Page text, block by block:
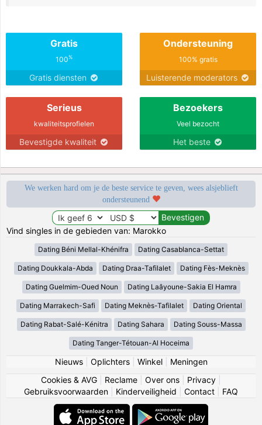
Gratis
100%
Gratis diensten
Ondersteuning
100% gratis
Luisterende moderators
Serieus
kwaliteitsprofielen
Bevestigde kwaliteit
Bezoekers
Veel bezocht
Het beste
We werken hard om je de beste service te geven, wees alsjeblieft
ondersteunend
Vind singles in de gebieden van: Marokko
Dating Béni Mellal-Khénifra Dating Casablanca-Settat
Dating Doukkala-Abda Dating Draa-Tafilalet Dating Fès-Meknès
Dating Guelmim-Oued Noun Dating Laâyoune-Sakia El Hamra
Dating Marrakech-Safi Dating Meknès-Tafilalet Dating Oriental
Dating Rabat-Salé-Kénitra Dating Sahara Dating Souss-Massa
Dating Tanger-Tétouan-Al Hoceima
Nieuws| Oplichters| Winkel| Meningen
Cookies & AVG
Reclame Over ons Privacy
Gebruiksvoorwaarden
Kinderveiligheid Contact FAQ